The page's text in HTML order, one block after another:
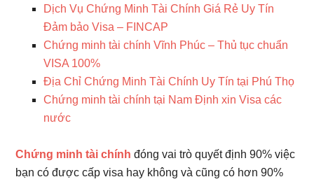
Dịch Vụ Chứng Minh Tài Chính Giá Rẻ Uy Tín
Đảm bảo Visa – FINCAP
Chứng minh tài chính Vĩnh Phúc – Thủ tục chuẩn
VISA 100%
Địa Chỉ Chứng Minh Tài Chính Uy Tín tại Phú Thọ
Chứng minh tài chính tại Nam Định xin Visa các
nước
Chứng minh tài chính đóng vai trò quyết định 90% việc
bạn có được cấp visa hay không và cũng có hơn 90%